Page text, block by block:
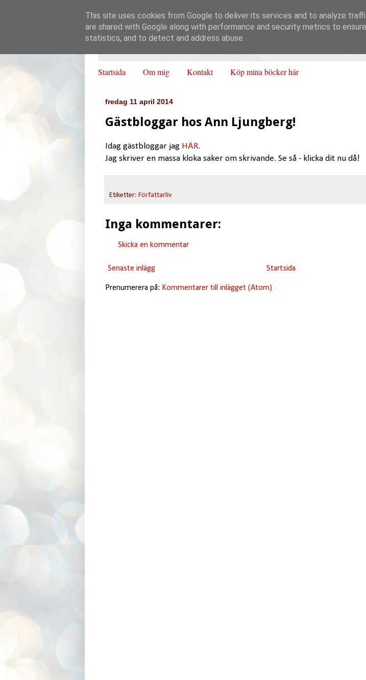
Startsida Om mig Kontakt Köp mina böcker här
fredag 11 april 2014
Gästbloggar hos Ann Ljungberg!
Idag gästbloggar jag HÄR.
Jag skriver en massa kloka saker om skrivande. Se så - klicka dit nu då!
Etiketter: Författarliv
Inga kommentarer:
Skicka en kommentar
Senaste inlägg Startsida
Prenumerera på: Kommentarer till inlägget (Atom)
This site uses cookies from Google to deliver its services and to analyze
are shared with Google along with performance and security metrics to
statistics, and to detect and address abuse.